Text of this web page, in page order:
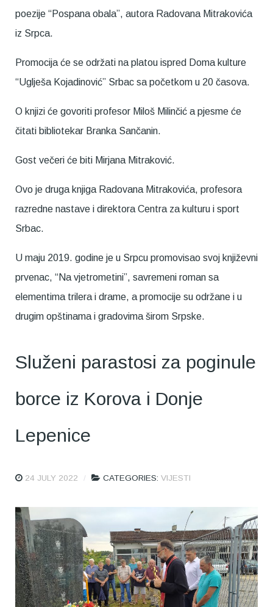
poezije “Pospana obala”, autora Radovana Mitrakovića
iz Srpca.
Promocija će se održati na platou ispred Doma kulture
“Uglješa Kojadinović” Srbac sa početkom u 20 časova.
O knjizi će govoriti profesor Miloš Milinčić a pjesme će
čitati bibliotekar Branka Sančanin.
Gost večeri će biti Mirjana Mitraković.
Ovo je druga knjiga Radovana Mitrakovića, profesora
razredne nastave i direktora Centra za kulturu i sport
Srbac.
U maju 2019. godine je u Srpcu promovisao svoj književni
prvenac, “Na vjetrometini”, savremeni roman sa
elementima trilera i drame, a promocije su održane i u
drugim opštinama i gradovima širom Srpske.
Služeni parastosi za poginule
borce iz Korova i Donje
Lepenice
24 JULY 2022 CATEGORIES: VIJESTI